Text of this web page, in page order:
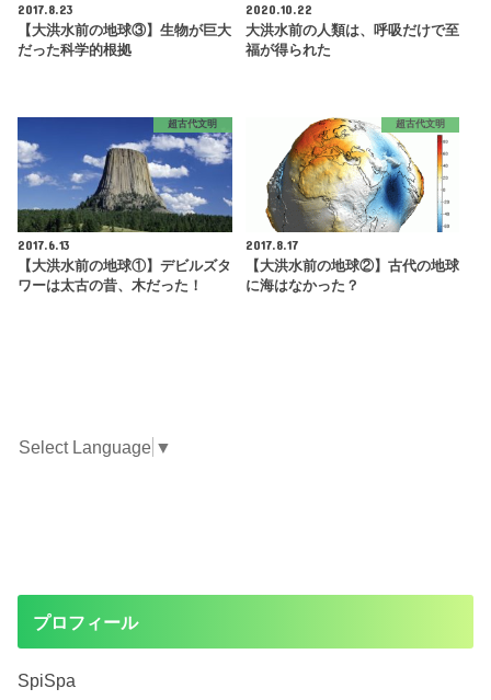
2017.8.23
【大洪水前の地球③】生物が巨大
だった科学的根拠
2020.10.22
大洪水前の人類は、呼吸だけで至
福が得られた
超古代文明
2017.6.13
【大洪水前の地球①】デビルズタ
ワーは太古の昔、木だった！
超古代文明
2017.8.17
【大洪水前の地球②】古代の地球
に海はなかった？
Select Language ▼
プロフィール
SpiSpa